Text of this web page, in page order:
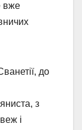
вже
до
з
і